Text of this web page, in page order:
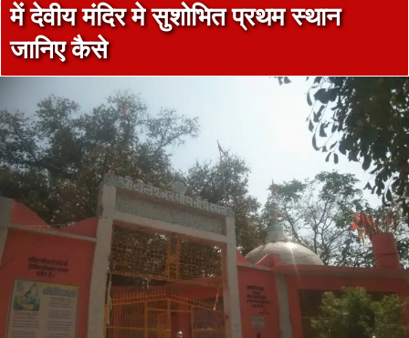
में देवीय मंदिर मे सुशोभित प्रथम स्थान
जानिए कैसे